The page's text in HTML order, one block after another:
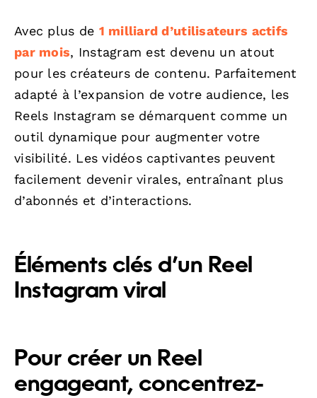
Avec plus de 1 milliard d’utilisateurs actifs
par mois, Instagram est devenu un atout
pour les créateurs de contenu. Parfaitement
adapté à l’expansion de votre audience, les
Reels Instagram se démarquent comme un
outil dynamique pour augmenter votre
visibilité. Les vidéos captivantes peuvent
facilement devenir virales, entraînant plus
d’abonnés et d’interactions.
Éléments clés d’un Reel
Instagram viral
Pour créer un Reel
engageant, concentrez-